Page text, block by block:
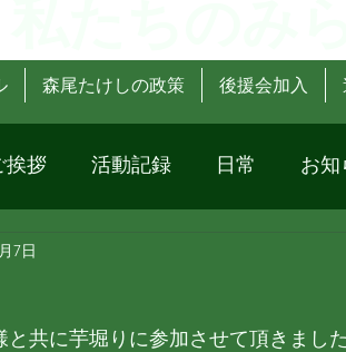
森尾たけしの政策 後援会加入
挨拶 活動記録 日常 お知
7日
共に芋堀りに参加させて頂きました